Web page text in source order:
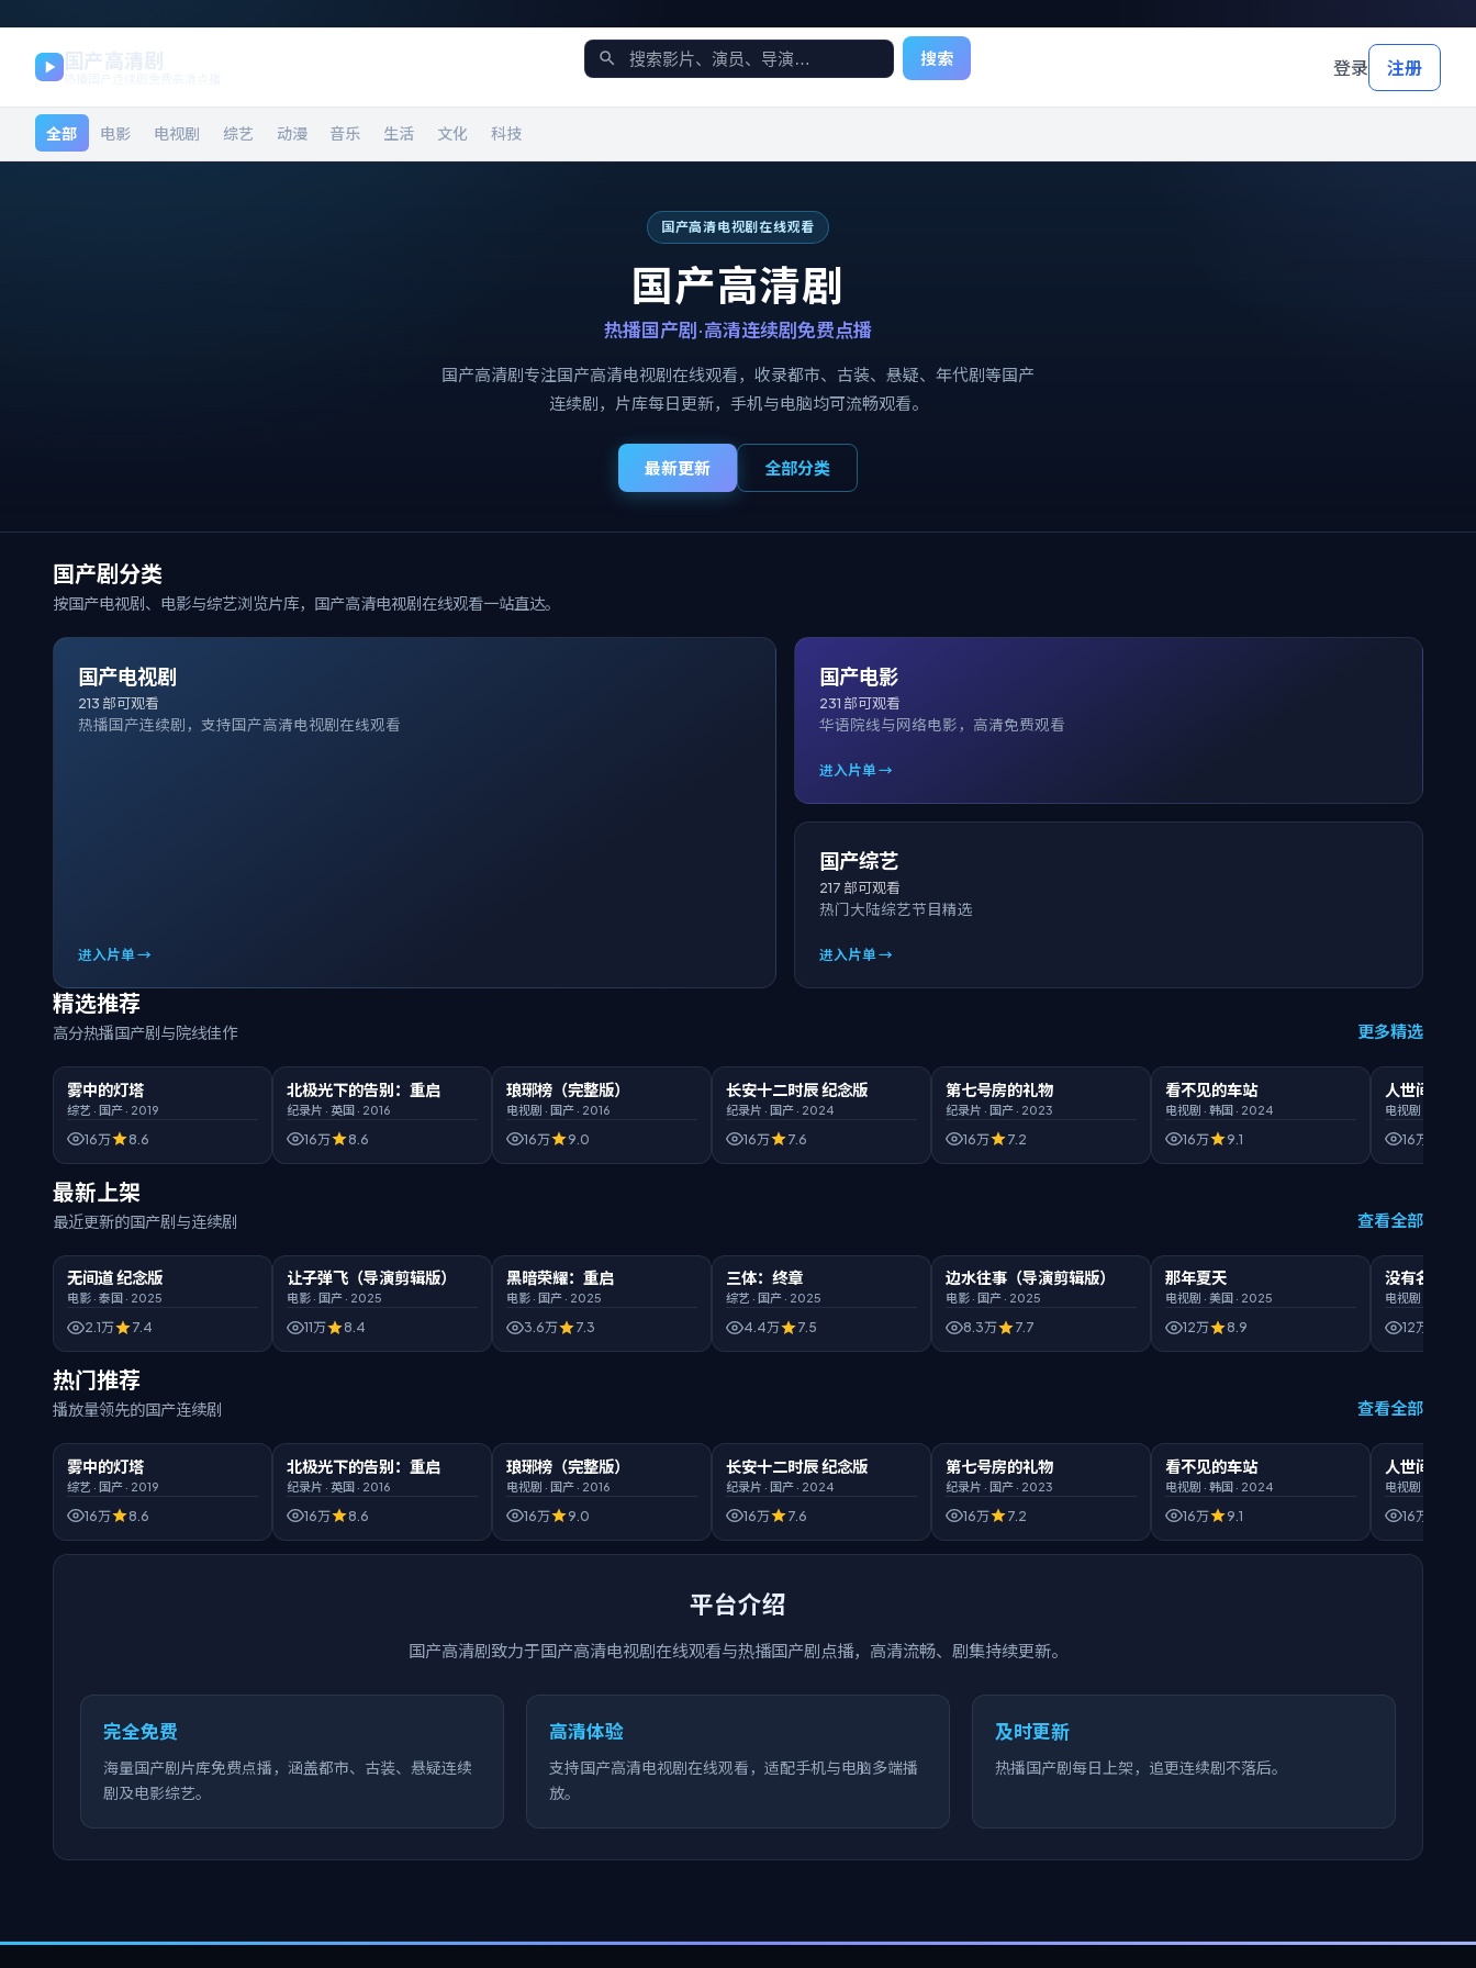
搜索 登录 注册
全部 电影 电视剧 综艺 动漫 音乐 生活 文化 科技
国产高清电视剧在线观看
国产高清剧
热播国产剧·高清连续剧免费点播
国产高清剧专注国产高清电视剧在线观看，收录都市、古装、悬疑、年代剧等国产
连续剧，片库每日更新，手机与电脑均可流畅观看。
最新更新 全部分类
国产剧分类
按国产电视剧、电影与综艺浏览片库， 国产高清电视剧在线观看一站直达。
国产电视剧
213 部可观看
热播国产连续剧，支持国产高清电视剧在线观看
进入片单 →
国产电影
231 部可观看
华语院线与网络电影，高清免费观看
进入片单 →
国产综艺
217 部可观看
热门大陆综艺节目精选
进入片单 →
精选推荐
高分热播国产剧与院线佳作 更多精选
精选
雾中的灯塔
综艺 · 国产 · 2019
16万 8.6
精选
北极光下的告别：重启
纪录片 · 英国 · 2016
16万 8.6
精选
琅琊榜（完整版）
电视剧 · 国产 · 2016
16万 9.0
精选
长安十二时辰 纪念版
纪录片 · 国产 · 2024
16万 7.6
精选
第七号房的礼物
纪录片 · 国产 · 2023
16万 7.2
精选
看不见的车站
电视剧 · 韩国 · 2024
16万 9.1
精选
人世间 第一
电视剧
16万
最新上架
最近更新的国产剧与连续剧 查看全部
无间道 纪念版
电影 · 泰国 · 2025
2.1万 7.4
让子弹飞（导演剪辑版）
电影 · 国产 · 2025
11万 8.4
黑暗荣耀：重启
电影 · 国产 · 2025
3.6万 7.3
三体：终章
综艺 · 国产 · 2025
4.4万 7.5
边水往事（导演剪辑版）
电影 · 国产 · 2025
8.3万 7.7
那年夏天
电视剧 · 美国 · 2025
12万 8.9
没有名字的
电视剧
12万
热门推荐
播放量领先的国产连续剧 查看全部
热门
雾中的灯塔
综艺 · 国产 · 2019
16万 8.6
热门
北极光下的告别：重启
纪录片 · 英国 · 2016
16万 8.6
热门
琅琊榜（完整版）
电视剧 · 国产 · 2016
16万 9.0
热门
长安十二时辰 纪念版
纪录片 · 国产 · 2024
16万 7.6
热门
第七号房的礼物
纪录片 · 国产 · 2023
16万 7.2
热门
看不见的车站
电视剧 · 韩国 · 2024
16万 9.1
热门
人世间 第一
电视剧
16万
平台介绍
国产高清剧致力于国产高清电视剧在线观看与热播国产剧点播，高清流畅、剧集持续更新。
完全免费
海量国产剧片库免费点播，涵盖都市、古装、悬疑连续
剧及电影综艺。
高清体验
支持国产高清电视剧在线观看，适配手机与电脑多端播
放。
及时更新
热播国产剧每日上架，追更连续剧不落后。